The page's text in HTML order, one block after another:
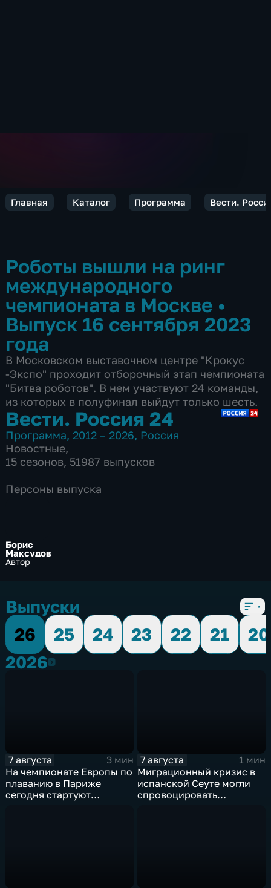
Главная Каталог Программа Вести.
Роботы вышли на ринг
международного
чемпионата в Москве •
Выпуск 16 сентября 2023
года
В Московском выставочном центре "Крокус
-Экспо" проходит отборочный этап чемпионата
"Битва роботов". В нем участвуют 24 команды,
из которых в полуфинал выйдут только шесть.
Вести. Россия 24
Программа, 2012 – 2026, Россия
Новостные,
15 сезонов, 51987 выпусков
Персоны выпуска
Борис
Максудов
Автор
Выпуски
26
25 24 23 22 21
20
20262026
7 августа
3 мин
На чемпионате Европы по
плаванию в Париже
сегодня стартуют
7 августа
1 мин
Миграционный кризис в
испанской Сеуте могли
спровоцировать